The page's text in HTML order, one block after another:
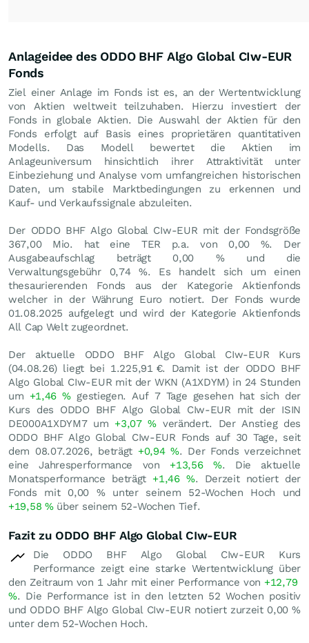
Anlageidee des ODDO BHF Algo Global CIw-EUR
Fonds
Ziel einer Anlage im Fonds ist es, an der Wertentwicklung
von Aktien weltweit teilzuhaben. Hierzu investiert der
Fonds in globale Aktien. Die Auswahl der Aktien für den
Fonds erfolgt auf Basis eines proprietären quantitativen
Modells. Das Modell bewertet die Aktien im
Anlageuniversum hinsichtlich ihrer Attraktivität unter
Einbeziehung und Analyse vom umfangreichen historischen
Daten, um stabile Marktbedingungen zu erkennen und
Kauf- und Verkaufssignale abzuleiten.
Der ODDO BHF Algo Global CIw-EUR mit der Fondsgröße
367,00 Mio. hat eine TER p.a. von 0,00 %. Der
Ausgabeaufschlag beträgt 0,00 % und die
Verwaltungsgebühr 0,74 %. Es handelt sich um einen
thesaurierenden Fonds aus der Kategorie Aktienfonds
welcher in der Währung Euro notiert. Der Fonds wurde
01.08.2025 aufgelegt und wird der Kategorie Aktienfonds
All Cap Welt zugeordnet.
Der aktuelle ODDO BHF Algo Global CIw-EUR Kurs
(04.08.26) liegt bei 1.225,91 €. Damit ist der ODDO BHF
Algo Global CIw-EUR mit der WKN (A1XDYM) in 24 Stunden
um +1,46%gestiegen. Auf 7 Tage gesehen hat sich der
Kurs des ODDO BHF Algo Global CIw-EUR mit der ISIN
DE000A1XDYM7 um +3,07% verändert. Der Anstieg des
ODDO BHF Algo Global CIw-EUR Fonds auf 30 Tage, seit
dem 08.07.2026, beträgt +0,94%. Der Fonds verzeichnet
eine Jahresperformance von +13,56 %. Die aktuelle
Monatsperformance beträgt +1,46 %. Derzeit notiert der
Fonds mit 0,00 %unter seinem 52-Wochen Hoch und
+19,58 %über seinem 52-Wochen Tief.
Fazit zu ODDO BHF Algo Global CIw-EUR
Die ODDO BHF Algo Global CIw-EUR Kurs
Performance zeigt eine starke Wertentwicklung über
den Zeitraum von 1 Jahr mit einer Performance von +12,79
%. Die Performance ist in den letzten 52 Wochen positiv
und ODDO BHF Algo Global CIw-EUR notiert zurzeit 0,00%
unter dem 52-Wochen Hoch.